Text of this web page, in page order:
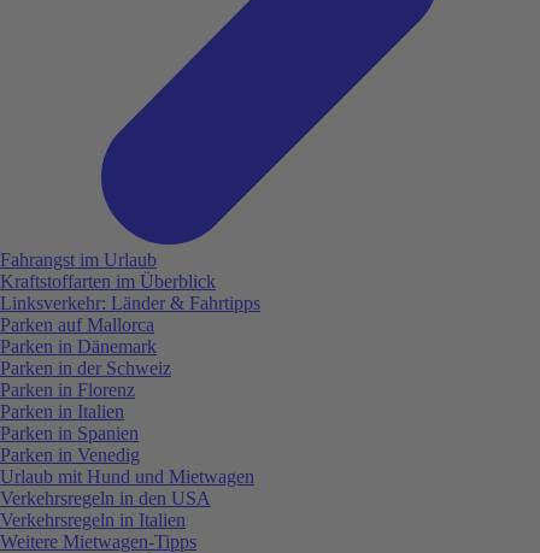
Fahrangst im Urlaub
Kraftstoffarten im Überblick
Linksverkehr: Länder & Fahrtipps
Parken auf Mallorca
Parken in Dänemark
Parken in der Schweiz
Parken in Florenz
Parken in Italien
Parken in Spanien
Parken in Venedig
Urlaub mit Hund und Mietwagen
Verkehrsregeln in den USA
Verkehrsregeln in Italien
Weitere Mietwagen-Tipps